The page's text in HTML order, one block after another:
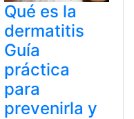
Qué es la
dermatitis
Guía
práctica
para
prevenirla y